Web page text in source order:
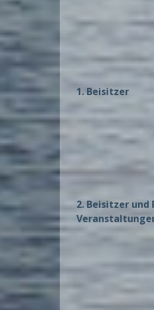
1. Beisitzer
2. Beisitzer